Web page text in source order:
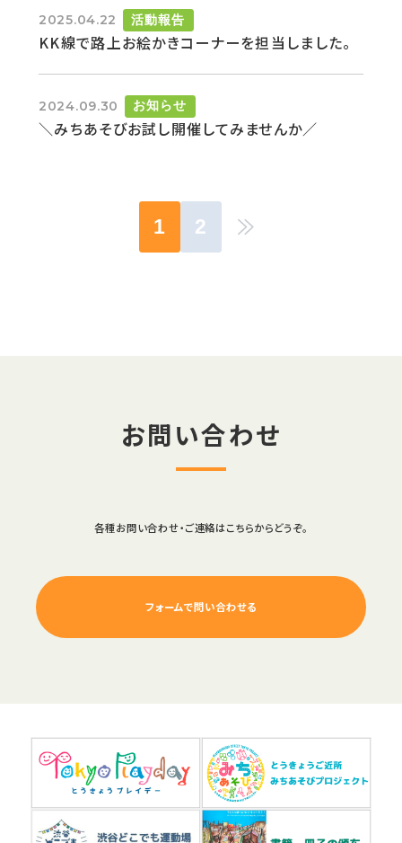
2025.04.22 活動報告
KK線で路上お絵かきコーナーを担当しました。
2024.09.30 お知らせ
＼みちあそびお試し開催してみませんか／
1 2
お問い合わせ
各種お問い合わせ・ご連絡はこちらからどうぞ。
フォームで問い合わせる